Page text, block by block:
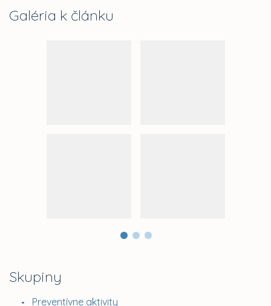
Galéria k článku
Skupiny
Preventívne aktivity